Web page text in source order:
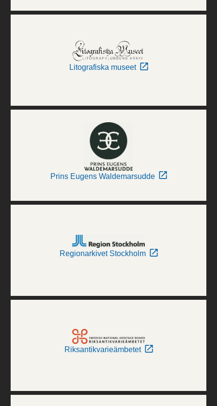
Litografiska museet
Prins Eugens Waldemarsudde
Regionarkivet Stockholm
Riksantikvarieämbetet